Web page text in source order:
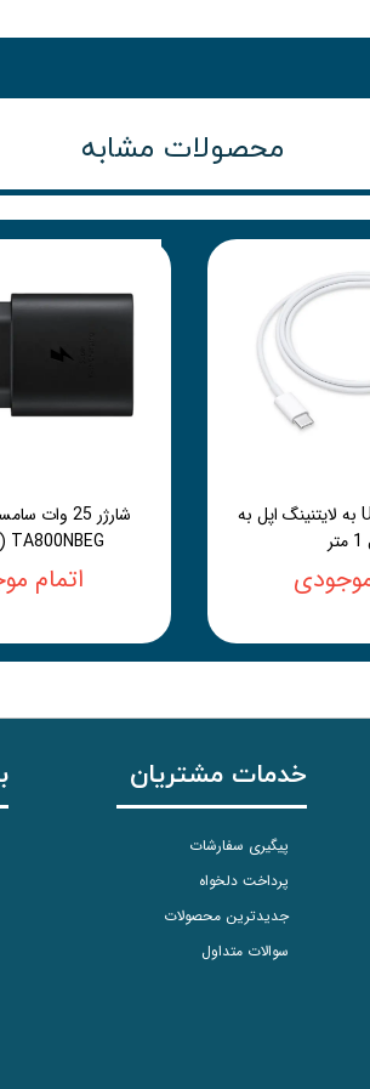
محصولات مشابه
کابل تبدیل USB-C به لایتنینگ اپل به
TA800NBEG (کپی AAA)
اتمام
خدمات مشتریان
پیگیری سفارشات
پرداخت دلخواه
جدیدترین محصولات
سوالات متداول